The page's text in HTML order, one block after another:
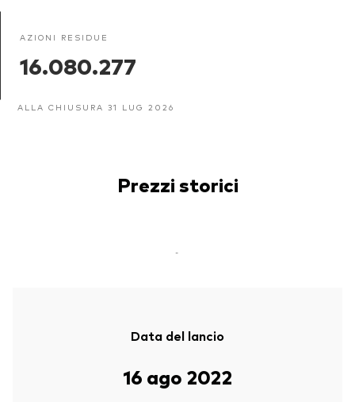
AZIONI RESIDUE
16.080.277
ALLA CHIUSURA 31 LUG 2026
Prezzi storici
-
Data del lancio
16 ago 2022